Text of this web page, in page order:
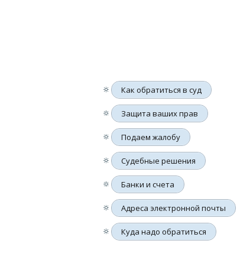
🔅 Как обратиться в суд
🔅 Защита ваших прав
🔅 Подаем жалобу
🔅 Судебные решения
🔅 Банки и счета
🔅 Адреса электронной почты
🔅 Куда надо обратиться